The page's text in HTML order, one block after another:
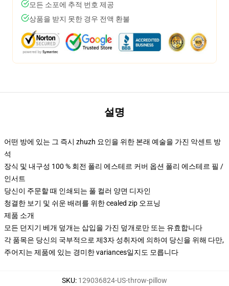
모든 소포에 추적 번호 제공
상품을 받지 못한 경우 전액 환불
설명
어떤 방에 있는 그 즉시 zhuzh 요인을 위한 본래 예술을 가진 악센트 방
석
장식 및 내구성 100 % 회전 폴리 에스테르 커버 옵션 폴리 에스테르 필 /
인서트
당신이 주문할 때 인쇄되는 풀 컬러 양면 디자인
청결한 보기 및 쉬운 배려를 위한 cealed zip 오프닝
제품 소개
모든 던지기 베개 덮개는 삽입을 가진 덮개로만 또는 유효합니다
각 품목은 당신의 국부적으로 제3자 성취자에 의하여 당신을 위해 다만,
주어지는 제품에 있는 경미한 variances일지도 모릅니다
SKU: 129036824-US-throw-pillow